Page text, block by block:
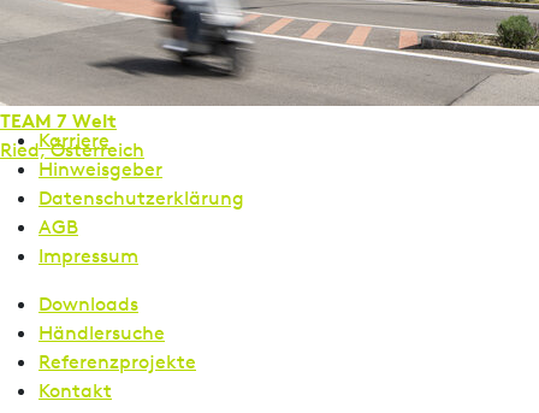
TEAM 7 Welt
Ried, Österreich
Händlersuche
Referenzprojekte
Kontakt
Karriere
Hinweisgeber
Datenschutzerklärung
AGB
Impressum
Downloads
Händlersuche
Referenzprojekte
Kontakt